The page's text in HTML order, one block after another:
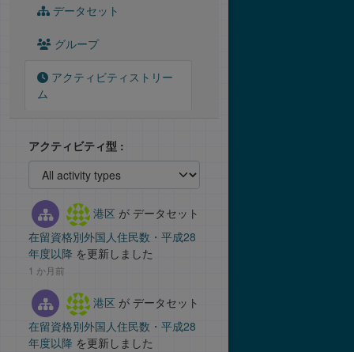
データセット
グループ
アクティビティストリー
ム
アクティビティ型
港区 が データセット
在留資格別外国人住民数・平成28
年度以降 を更新しました
1 か月前
港区 が データセット
在留資格別外国人住民数・平成28
年度以降 を更新しました